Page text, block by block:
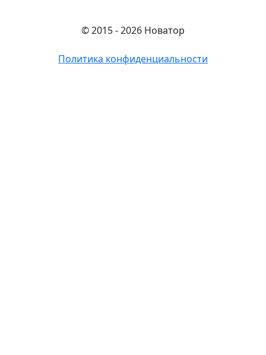
© 2015 - 2026 Новатор
Политика конфиденциальности